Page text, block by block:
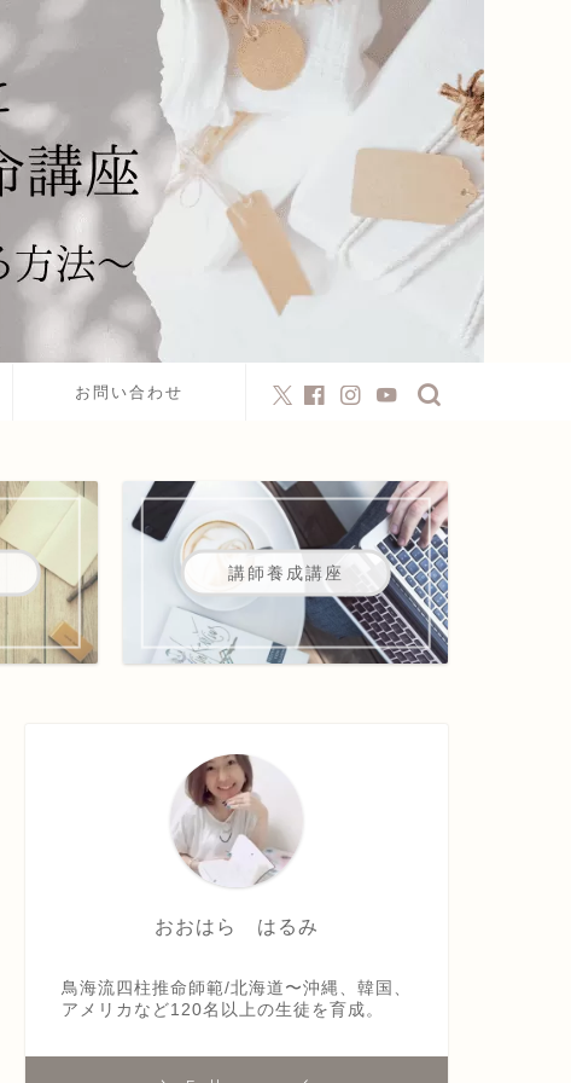
お問い合わせ
講師養成講座
おおはら はるみ
鳥海流四柱推命師範/北海道〜沖縄、韓国、
アメリカなど120名以上の生徒を育成。